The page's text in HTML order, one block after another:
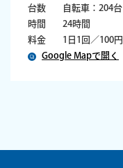
台数
自転車：204台
時間
24時間
料金
1日1回／100円
Google Mapで開く